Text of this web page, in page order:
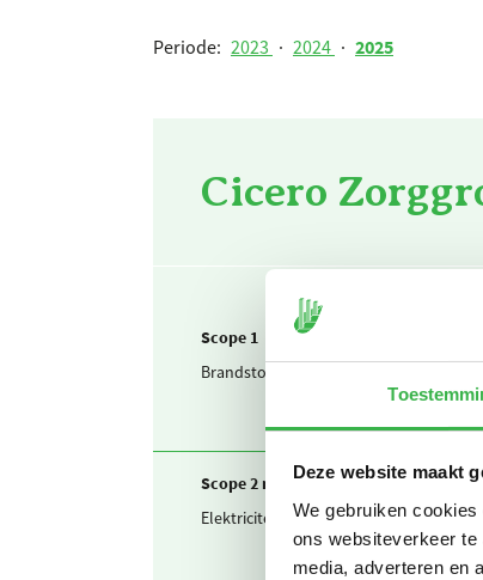
Deze website maakt
We gebruiken
ons websiteverkeer
media, adverteren en
Periode: 2023 · 2024 · 2025
Cicero
Scope 1
Brandstof & warmte
Scope 2 market-based
Elektriciteit